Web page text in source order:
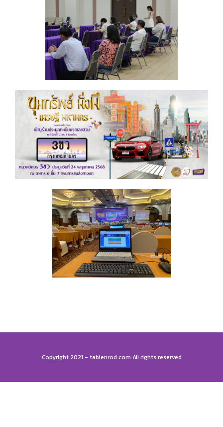
Copyright 2021 - tabienrod.com All rights reserved